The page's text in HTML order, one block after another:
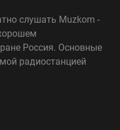
слушать Muzkom -
Россия. Основные
радиостанцией